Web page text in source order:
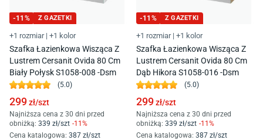
-11 % Z GAZETKI
+1 rozmiar | +1 kolor
Szafka Łazienkowa Wisząca Z
Lustrem Cersanit Ovida 80 Cm
Biały Połysk S1058-008 -Dsm
(5.0)
299zł/szt
Najniższa cena z 30 dni przed
obniżką: 339 zł/szt -11%
Cena katalogowa: 387 zł/szt
-11 % Z GAZETKI
+1 rozmiar | +1 kolor
Szafka Łazienkowa Wisząca Z
Lustrem Cersanit Ovida 80 Cm
Dąb Hikora S1058-016 -Dsm
(5.0)
299zł/szt
Najniższa cena z 30 dni przed
obniżką: 339 zł/szt -11%
Cena katalogowa: 387 zł/szt